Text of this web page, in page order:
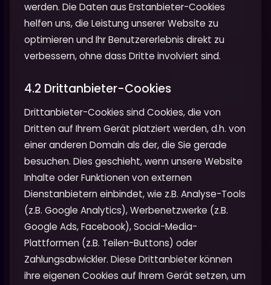
werden. Die Daten aus Erstanbieter-Cookies
helfen uns, die Leistung unserer Website zu
optimieren und Ihr Benutzererlebnis direkt zu
verbessern, ohne dass Dritte involviert sind.
4.2 Drittanbieter-Cookies
Drittanbieter-Cookies sind Cookies, die von
Dritten auf Ihrem Gerät platziert werden, d.h. von
einer anderen Domain als der, die Sie gerade
besuchen. Dies geschieht, wenn unsere Website
Inhalte oder Funktionen von externen
Dienstanbietern einbindet, wie z.B. Analyse-Tools
(z.B. Google Analytics), Werbenetzwerke (z.B.
Google Ads, Facebook), Social-Media-
Plattformen (z.B. Teilen-Buttons) oder
Zahlungsabwickler. Diese Drittanbieter können
ihre eigenen Cookies auf Ihrem Gerät setzen, um